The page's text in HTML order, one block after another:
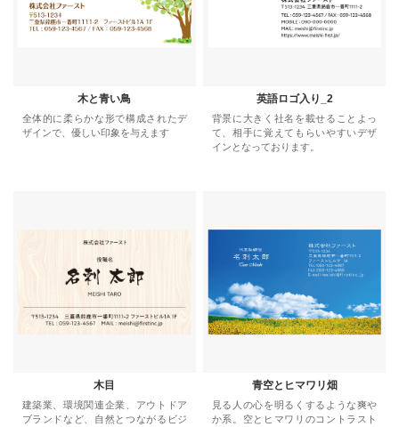
木と青い鳥
全体的に柔らかな形で構成されたデ
ザインで、優しい印象を与えます
英語ロゴ入り_2
背景に大きく社名を載せることよっ
て、相手に覚えてもらいやすいデザ
インとなっております。
木目
建築業、環境関連企業、アウトドア
ブランドなど、自然とつながるビジ
青空とヒマワリ畑
見る人の心を明るくするような爽や
か系。空とヒマワリのコントラスト